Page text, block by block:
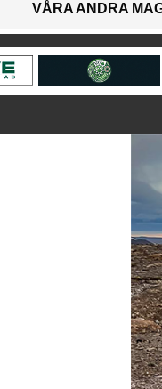
VÅRA ANDRA